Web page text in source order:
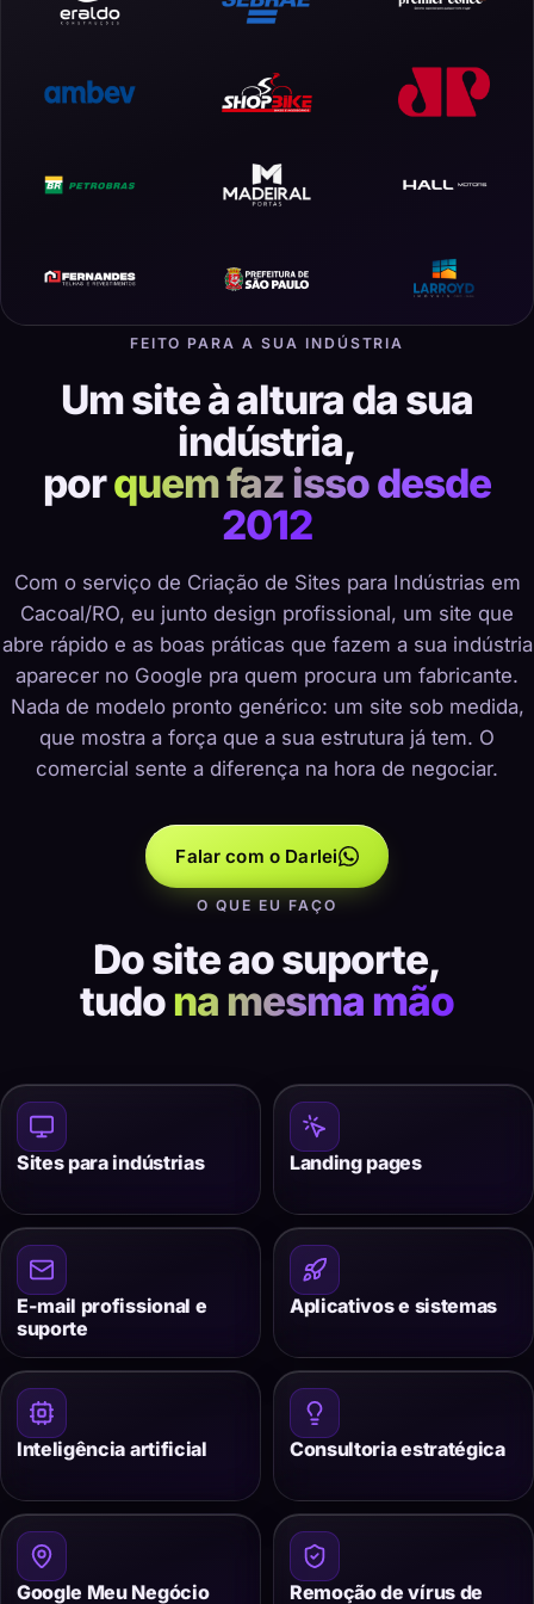
FEITO PARA A SUA INDÚSTRIA
Um site à altura da sua
indústria,
porquem faz isso desde
2012
Com o serviço de Criação de Sites para Indústrias em
Cacoal/RO, eu junto design profissional, um site que
abre rápido e as boas práticas que fazem a sua indústria
aparecer no Google pra quem procura um fabricante.
Nada de modelo pronto genérico: um site sob medida,
que mostra a força que a sua estrutura já tem. O
comercial sente a diferença na hora de negociar.
Falar com o Darlei
O QUE EU FAÇO
Do site ao suporte,
tudona mesma mão
Sites para indústrias Landing pages
E-mail profissional e
suporte
Aplicativos e sistemas
Inteligência artificial Consultoria estratégica
Google Meu Negócio
Remoção de vírus de